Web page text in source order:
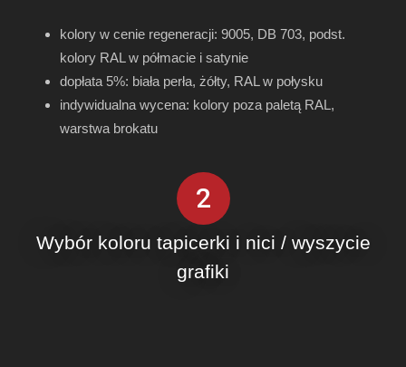
kolory w cenie regeneracji: 9005, DB 703, podst.
kolory RAL w półmacie i satynie
dopłata 5%: biała perła, żółty, RAL w połysku
indywidualna wycena: kolory poza paletą RAL,
warstwa brokatu
2
Wybór koloru tapicerki i nici / wyszycie
grafiki